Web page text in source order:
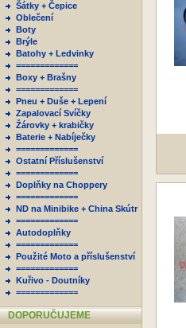
Šátky + Čepice
Oblečení
Boty
Brýle
Batohy + Ledvinky
=============
Boxy + Brašny
=============
Pneu + Duše + Lepení
Zapalovací Svíčky
Žárovky + krabičky
Baterie + Nabíječky
=============
Ostatní Příslušenství
=============
Doplňky na Choppery
=============
ND na Minibike + China Skútr
=============
Autodoplňky
=============
Použité Moto a příslušenství
=============
Kuřivo - Doutníky
=============
DOPORUČUJEME